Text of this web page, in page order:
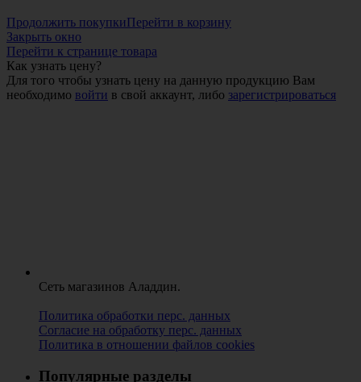
Продолжить покупкиПерейти в корзину
Закрыть окно
Перейти к странице товара
Как узнать цену?
Для того чтобы узнать цену на данную продукцию Вам
необходимо войти в свой аккаунт, либо зарегистрироваться
Сеть магазинов Аладдин.
Политика обработки перс. данных
Согласие на обработку перс. данных
Политика в отношении файлов cookies
Популярные разделы